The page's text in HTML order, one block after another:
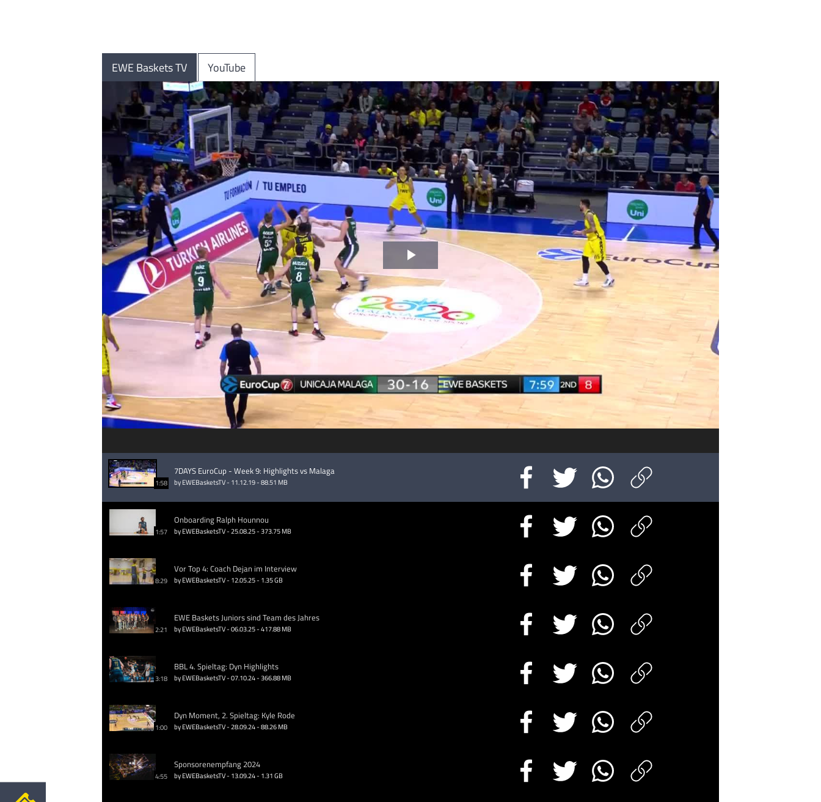
EWE Baskets TV YouTube
Video
abspielen
1:58
7DAYS EuroCup - Week 9: Highlights vs Malaga
by EWEBasketsTV - 11.12.19 - 88.51 MB
1:57
Onboarding Ralph Hounnou
by EWEBasketsTV - 25.08.25 - 373.75 MB
8:29
Vor Top 4: Coach Dejan im Interview
by EWEBasketsTV - 12.05.25 - 1.35 GB
2:21
EWE Baskets Juniors sind Team des Jahres
by EWEBasketsTV - 06.03.25 - 417.88 MB
3:18
BBL 4. Spieltag: Dyn Highlights
by EWEBasketsTV - 07.10.24 - 366.88 MB
1:00
Dyn Moment, 2. Spieltag: Kyle Rode
by EWEBasketsTV - 28.09.24 - 88.26 MB
4:55
Sponsorenempfang 2024
by EWEBasketsTV - 13.09.24 - 1.31 GB